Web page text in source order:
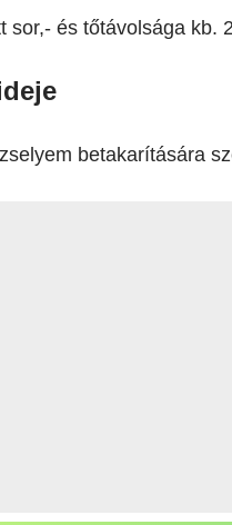
sor,- és tőtávolsága kb.
betakarítására